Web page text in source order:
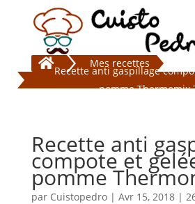
 Mes recettes
Recette anti gaspillage
pomme Thermomix
Recette anti
compote et
pomme
par Cuistopedro| Avr 15, 2018|